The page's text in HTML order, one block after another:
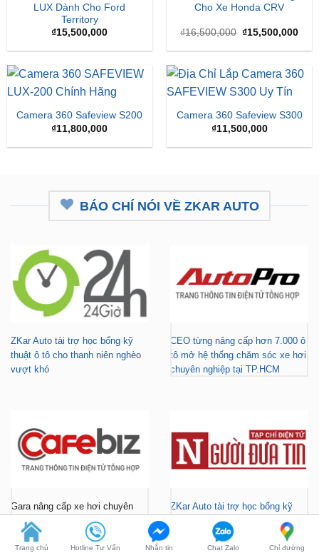
LUX Dành Cho Ford
Territory
₫15,500,000
Cho Xe Honda CRV
₫16,500,000 Giá
là:
₫15,500,000Giá
tại
Camera 360 Safeview S200
₫11,800,000
Camera 360 Safeview S300
₫11,500,000
BÁO CHÍ NÓI VỀ ZKAR AUTO
ZKar Auto tài trợ học bổng kỹ
thuật ô tô cho thanh niên nghèo
vượt khó
CEO từng nâng cấp hơn 7.000 ô
tô mở hệ thống chăm sóc xe hơi
chuyên nghiệp tại TP.HCM
Gara nâng cấp xe hơi chuyên
nghiệp tại TP.HCM - Tài trợ học
bổng cho thanh niên khó khăn
ZKar Auto tài trợ học bổng kỹ
thuật ô tô cho thanh niên có hoàn
cảnh khó khăn
Trang chủ Hotline Tư Vấn Nhắn tin Chat Zalo Chỉ đường